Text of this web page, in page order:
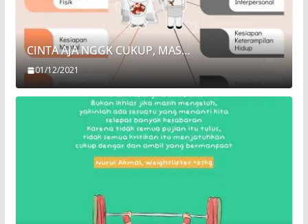
CINTA AJA NGGK CUKUP, MAS…
01/12/2021